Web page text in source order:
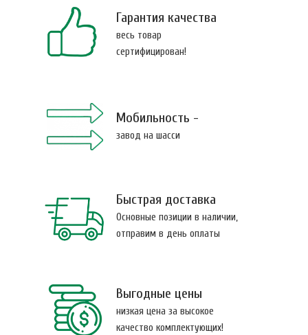
Гарантия качества
весь товар
сертифицирован!
Мобильность -
завод на шасси
Быстрая доставка
Основные позиции в наличии,
отправим в день оплаты
Выгодные цены
низкая цена за высокое
качество комплектующих!